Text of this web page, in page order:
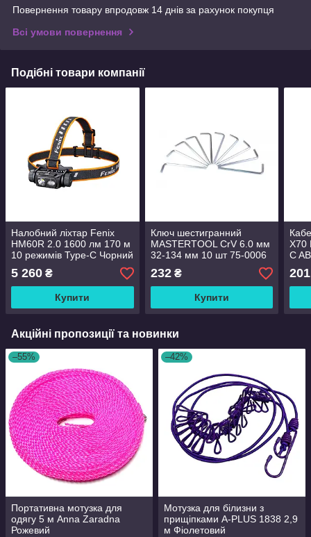
Повернення товару впродовж 14 днів за рахунок покупця
Всі умови повернення
Подібні товари компанії
Налобний ліхтар Fenix
HM60R 2.0 1600 лм 170 м
10 режимів Type-C Чорний
(2889928383)
5 260 ₴
Купити
Ключ шестигранний
MASTERTOOL CrV 6.0 мм
32-134 мм 10 шт 75-0006
232₴
Купити
X70
C
м/
201
Акційні пропозиції та новинки
–55%
Портативна мотузка для
одягу 5 м Anna Zaradna
Рожевий
–42%
Мотузка для білизни з
прищіпками A-PLUS 1838 2,9
м Фіолетовий